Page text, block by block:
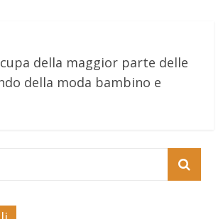
della maggior parte delle
della moda bambino e